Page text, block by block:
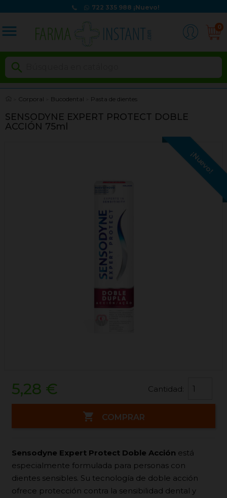
722 335 988 ¡Nuevo!
menu 0

Corporal Bucodental Pasta de dientes
SENSODYNE EXPERT PROTECT DOBLE
ACCIÓN 75ml
¡Nuevo!
5,28 € Cantidad:
 COMPRAR
Sensodyne Expert Protect Doble Acción está
especialmente formulada para personas con
dientes sensibles. Su tecnología de doble acción
ofrece protección contra la sensibilidad dental y